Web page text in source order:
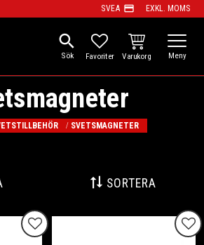
SVEA payment EXKL. MOMS
search
FAVORITER
KUNDVAGN
SVETSMAGNETER
SORTERA
Lägg till i favoriter